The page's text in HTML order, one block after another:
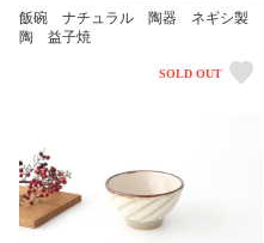
飯碗 ナチュラル 陶器 ネギシ製
陶 益子焼
SOLD OUT